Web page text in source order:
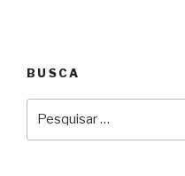
BUSCA